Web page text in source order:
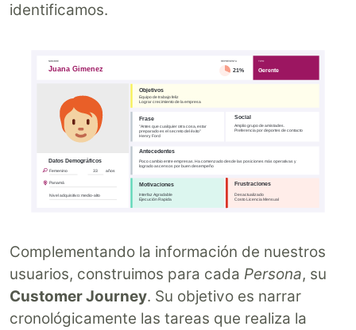
identificamos.
Complementando la información de nuestros
usuarios, construimos para cada Persona, su
Customer Journey. Su objetivo es narrar
cronológicamente las tareas que realiza la